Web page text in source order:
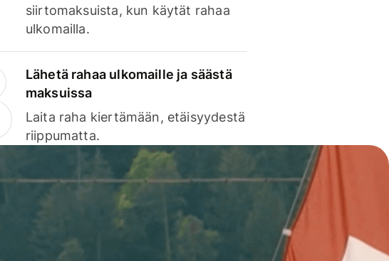
siirtomaksuista, kun käytät rahaa
ulkomailla.
Lähetä rahaa ulkomaille ja säästä
maksuissa
Laita raha kiertämään, etäisyydestä
riippumatta.